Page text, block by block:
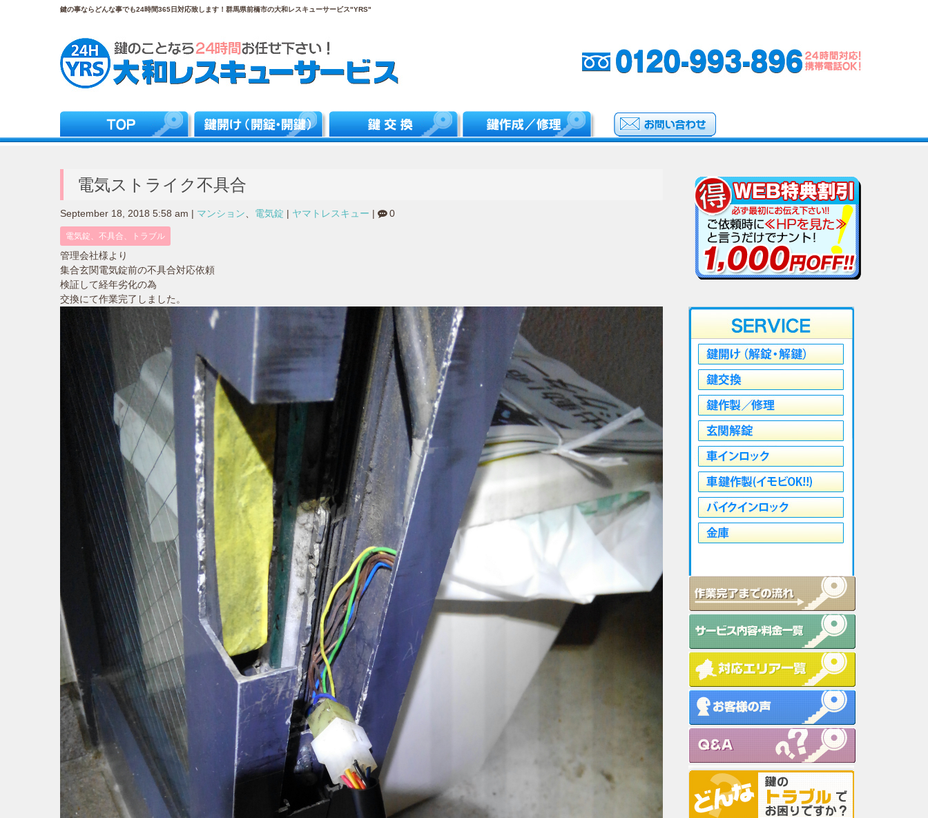
鍵の事ならどんな事でも24時間365日対応致します！群馬県前橋市の大和レスキューサービス"YRS"
電気ストライク不具合
September 18, 2018 5:58 am マンション、 電気錠 ヤマトレスキュー 0
電気錠、不具合、トラブル
管理会社様より
集合玄関電気錠前の不具合対応依頼
検証して経年劣化の為
交換にて作業完了しました。